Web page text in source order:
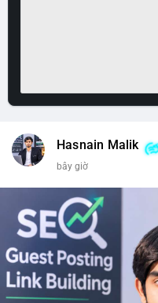
Hasnain Malik
bây giờ